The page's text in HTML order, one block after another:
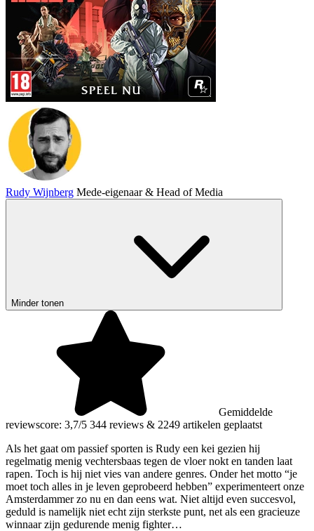
Rudy Wijnberg Mede-eigenaar & Head of Media
Minder tonen
Gemiddelde
reviewscore: 3,7/5 344 reviews & 2249 artikelen geplaatst
Als het gaat om passief sporten is Rudy een kei gezien hij
regelmatig menig vechtersbaas tegen de vloer nokt en tanden laat
rapen. Toch is hij niet vies van andere genres. Onder het motto “je
moet toch alles in je leven geprobeerd hebben” experimenteert onze
Amsterdammer zo nu en dan eens wat. Niet altijd even succesvol,
geduld is namelijk niet echt zijn sterkste punt, net als een gracieuze
winnaar zijn gedurende menig fighter…